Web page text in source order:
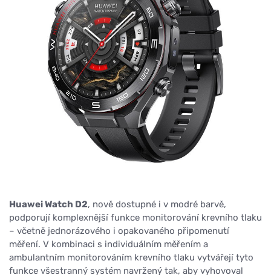
Huawei Watch D2, nově dostupné i v modré barvě,
podporují komplexnější funkce monitorování krevního tlaku
– včetně jednorázového i opakovaného připomenutí
měření. V kombinaci s individuálním měřením a
ambulantním monitorováním krevního tlaku vytvářejí tyto
funkce všestranný systém navržený tak, aby vyhovoval